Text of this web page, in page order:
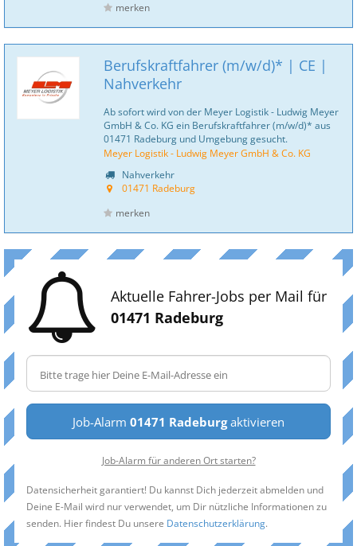
merken
Berufskraftfahrer (m/w/d)* | CE |
Nahverkehr
Ab sofort wird von der Meyer Logistik - Ludwig Meyer
GmbH & Co. KG ein Berufskraftfahrer (m/w/d)* aus
01471 Radeburg und Umgebung gesucht.
Meyer Logistik - Ludwig Meyer GmbH & Co. KG
Nahverkehr
01471 Radeburg
merken
Aktuelle Fahrer-Jobs per Mail für
01471 Radeburg
Job-Alarm 01471 Radeburgaktivieren
Job-Alarm für anderen Ort starten?
Datensicherheit garantiert! Du kannst Dich jederzeit abmelden und
Deine E-Mail wird nur verwendet, um Dir nützliche Informationen zu
senden. Hier findest Du unsere Datenschutzerklärung.